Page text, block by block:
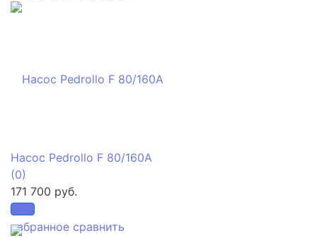
избранное сравнить
Насос Pedrollo F 80/160A
(0)
171 700 руб.